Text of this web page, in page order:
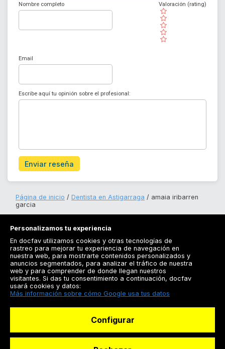
Nombre completo
( )
( )
( )
( )
( )
Valoración (rating)
Email
Escribe aquí tu opinión sobre el profesional:
Enviar reseña
Página de inicio Dentista en Astigarraga
amaia iribarren
garcia
Registrarse
Docfav
Personalizamos tu experiencia
En docfav utilizamos cookies y otras tecnologías de
rastreo para mejorar tu experiencia de navegación en
nuestra web, para mostrarte contenidos personalizados y
anuncios segmentados, para analizar el tráfico de nuestra
web y para comprender de donde llegan nuestros
visitantes. Si das tu consentimiento a continuación, docfav
usará cookies y datos:
Más información sobre cómo Google usa tus datos
Configurar